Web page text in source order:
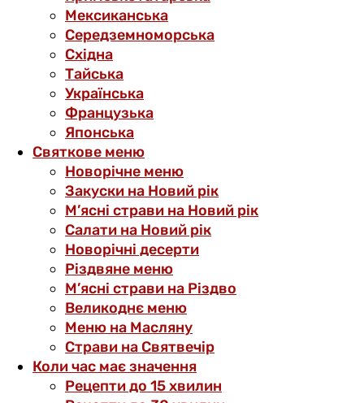
Мексиканська
Середземноморська
Східна
Тайська
Українська
Французька
Японська
Святкове меню
Новорічне меню
Закуски на Новий рік
М’ясні страви на Новий рік
Салати на Новий рік
Новорічні десерти
Різдвяне меню
М’ясні страви на Різдво
Великоднє меню
Меню на Масляну
Страви на Святвечір
Коли час має значення
Рецепти до 15 хвилин